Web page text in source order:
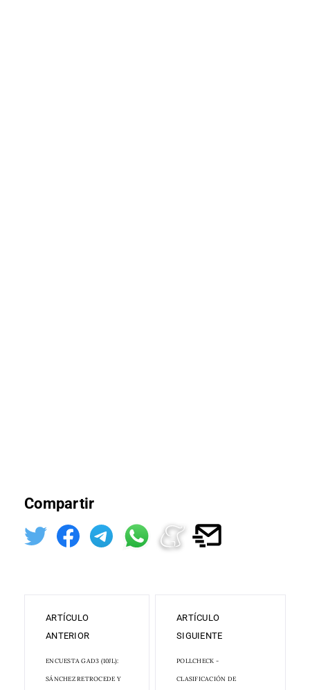
Compartir
ARTÍCULO
ANTERIOR
ENCUESTA GAD3 (10JL):
SÁNCHEZ RETROCEDE Y
ARTÍCULO
SIGUIENTE
POLLCHECK -
CLASIFICACIÓN DE